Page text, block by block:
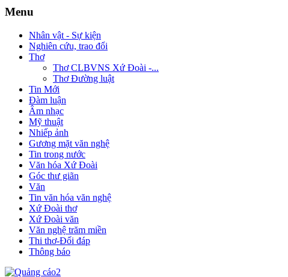
Menu
Nhân vật - Sự kiện
Nghiên cứu, trao đổi
Thơ
Thơ CLBVNS Xứ Đoài -...
Thơ Đường luật
Tin Mới
Đàm luận
Âm nhạc
Mỹ thuật
Nhiếp ảnh
Gương mặt văn nghệ
Tin trong nước
Văn hóa Xứ Đoài
Góc thư giãn
Văn
Tin văn hóa văn nghệ
Xứ Đoài thơ
Xứ Đoài văn
Văn nghệ trăm miền
Thi thơ-Đối đáp
Thông báo